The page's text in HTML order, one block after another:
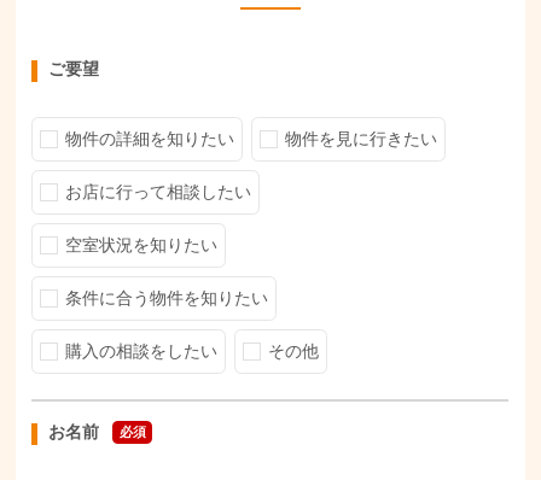
ご要望
物件の詳細を知りたい 物件を見に行きたい
お店に行って相談したい
空室状況を知りたい
条件に合う物件を知りたい
購入の相談をしたい その他
お名前 必須